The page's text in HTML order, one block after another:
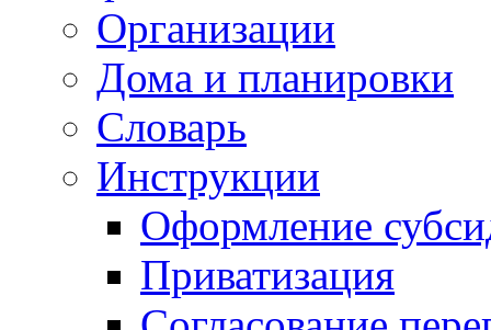
Организации
Дома и планировки
Словарь
Инструкции
Оформление
Приватизация